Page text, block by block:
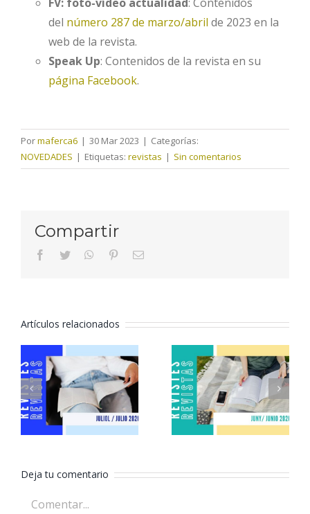
del número 287 de marzo/abril de 2023 en la
web de la revista.
Speak Up: Contenidos de la revista en su
página Facebook.
Pormaferca6 | 30 Mar 2023 | Categorías:
NOVEDADES | Etiquetas: revistas | Sin comentarios
Compartir
facebooktwitter whatsapppinterestCorreo
Artículos relacionados
Revistas
julio 2026
Revistas
junio 2026
Deja tu comentario
Comentar